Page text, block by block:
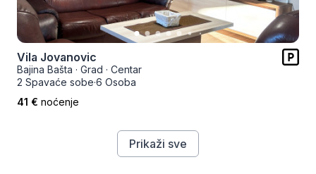
Vila Jovanovic
Bajina Bašta · Grad · Centar
2 Spavaće sobe·6 Osoba
41 € noćenje
Prikaži sve